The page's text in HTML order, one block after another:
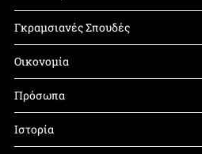
Γκραμσιανές Σπουδές
Οικονομία
Πρόσωπα
Ιστορία